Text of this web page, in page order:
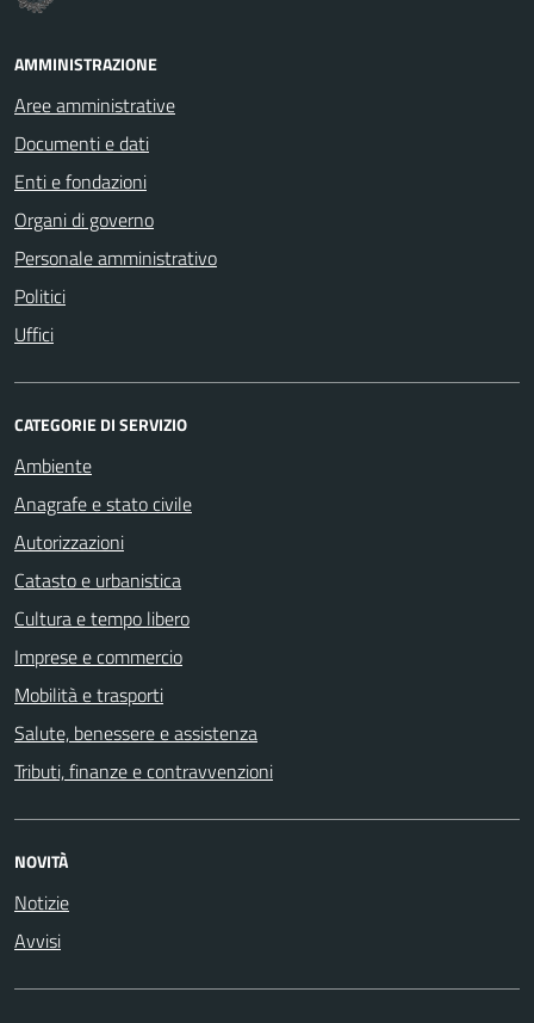
AMMINISTRAZIONE
Aree amministrative
Documenti e dati
Enti e fondazioni
Organi di governo
Personale amministrativo
Politici
Uffici
CATEGORIE DI SERVIZIO
Ambiente
Anagrafe e stato civile
Autorizzazioni
Catasto e urbanistica
Cultura e tempo libero
Imprese e commercio
Mobilità e trasporti
Salute, benessere e assistenza
Tributi, finanze e contravvenzioni
NOVITÀ
Notizie
Avvisi